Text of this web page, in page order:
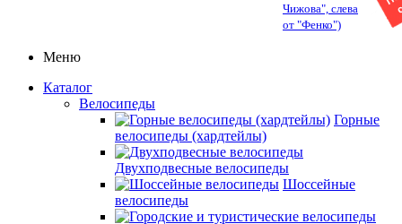
Чижова", слева
от "Фенко")
Меню
Каталог
Велосипеды
Горные
велосипеды (хардтейлы)
Двухподвесные велосипеды
Шоссейные
велосипеды